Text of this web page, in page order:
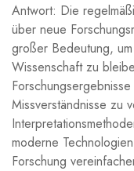
Antwort: Die
über neue
großer Bedeutung,
Wissenschaft zu
Missverständnisse zu
moderne
Forschung